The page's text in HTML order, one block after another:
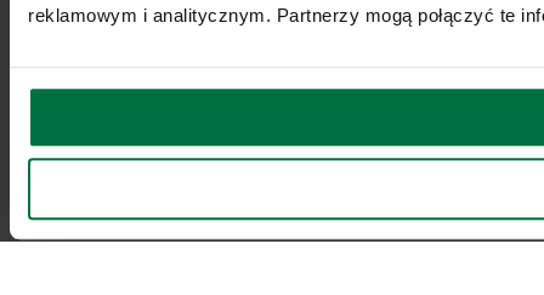
reklamowym i analitycznym. Partnerzy mogą połączyć te